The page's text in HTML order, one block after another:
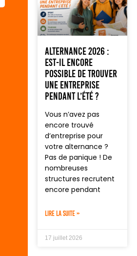
Alternance 2026 :
est-il encore
possible de trouver
une entreprise
pendant l’été ?
Vous n’avez pas
encore trouvé
d’entreprise pour
votre alternance ?
Pas de panique ! De
nombreuses
structures recrutent
encore pendant
LIRE LA SUITE »
17 juillet 2026